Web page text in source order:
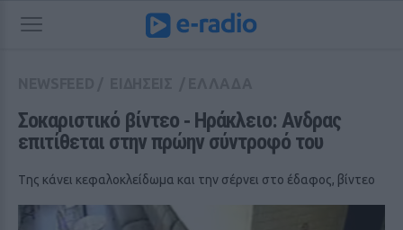
Σοκαριστικό βίντεο ‑ Ηράκλειο: Ανδρας
επιτίθεται στην πρώην σύντροφό του
Tης κάνει κεφαλοκλείδωμα και την σέρνει στο έδαφος, βίντεο